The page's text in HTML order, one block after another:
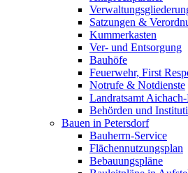
Satzungen &
Kummerkasten
Ver- und Entsorgung
Bauhöfe
Feuerwehr, First
Notrufe & Notdienste
Landratsamt
Behörden und
Bauen in Petersdorf
Bauherrn-Service
Flächennutzungsplan
Bebauungspläne